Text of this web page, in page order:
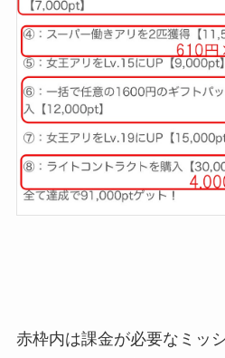
赤枠内は課金が必要なミッ